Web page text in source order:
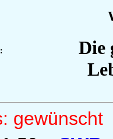
Die
gewünscht